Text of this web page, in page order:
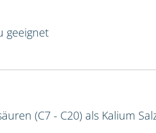
geeignet
(C7 - C20) als Kalium